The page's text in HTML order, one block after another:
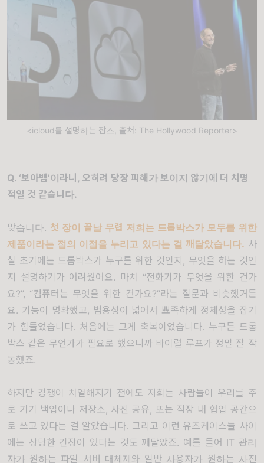
<icloud를 설명하는 잡스, 출처: The Hollywood Reporter>
Q. ‘보아뱀’이라니 , 오히려 당장 피해가 보이지 않기에 더 치명
적일 것 같습니다.
맞습니다. 첫 장이 끝날 무렵 저희는 드롭박스가 모두를 위한
제품이라는 점의 이점을 누리고 있다는 걸 깨달았습니다. 사
실 초기에는 드롭박스가 누구를 위한 것인지 , 무엇을 하는 것인
지 설명하기가 어려웠어요. 마치 “전화기가 무엇을 위한 건가
요?”, “컴퓨터는 무엇을 위한 건가요?”라는 질문과 비슷했거든
요. 기능이 명확했고, 범용성이 넓어서 뾰족하게 정체성을 잡기
가 힘들었습니다. 처음에는 그게 축복이었습니다. 누구든 드롭
박스 같은 무언가가 필요로 했으니까 바이럴 루프가 정말 잘 작
동했죠.
하지만 경쟁이 치열해지기 전에도 저희는 사람들이 우리를 주
로 기기 백업이나 저장소, 사진 공유, 또는 직장 내 협업 공간으
로 쓰고 있다는 걸 알았습니다. 그리고 이런 유즈케이스들 사이
에는 상당한 긴장이 있다는 것도 깨달았죠. 예를 들어 IT 관리
자가 원하는 파일 서버 대체제와 일반 사용자가 원하는 사진